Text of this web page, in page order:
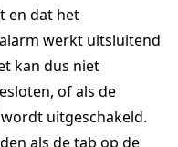
en dat het
werkt uitsluitend
kan dus niet
of als de
uitgeschakeld.
als de tab op de